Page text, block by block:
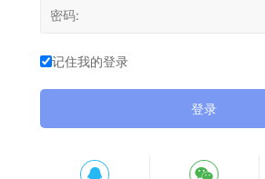
记住我的登录
登录